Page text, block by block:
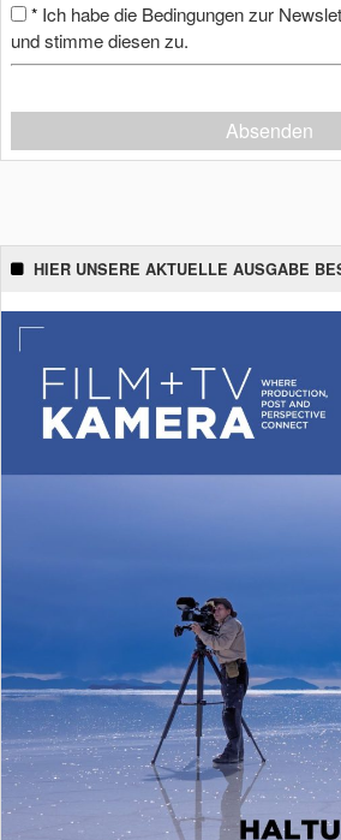
* Ich habe die Bedingungen zur
und stimme diesen zu.
Absenden
HIER UNSERE AKTUELLE AUSGABE